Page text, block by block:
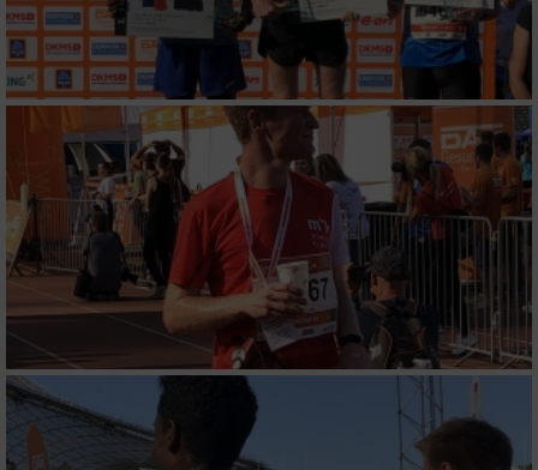
Funktional
Werbung